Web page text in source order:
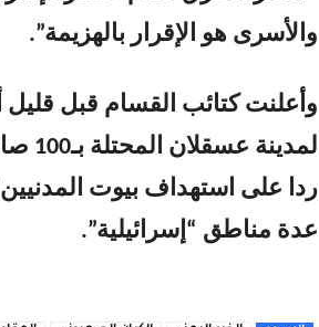
والأسرى هو الإقرار بالهزيمة”.
وأعلنت كتائب القسام قبل
ردا على استهداف بيوت
عدة مناطق “إسرائيلية”.